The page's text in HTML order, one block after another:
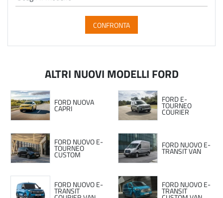
CONFRONTA
ALTRI NUOVI MODELLI FORD
FORD NUOVA
CAPRI
FORD E-
TOURNEO
COURIER
FORD NUOVO E-
TOURNEO
CUSTOM
FORD NUOVO E-
TRANSIT VAN
FORD NUOVO E-
TRANSIT
FORD NUOVO E-
TRANSIT